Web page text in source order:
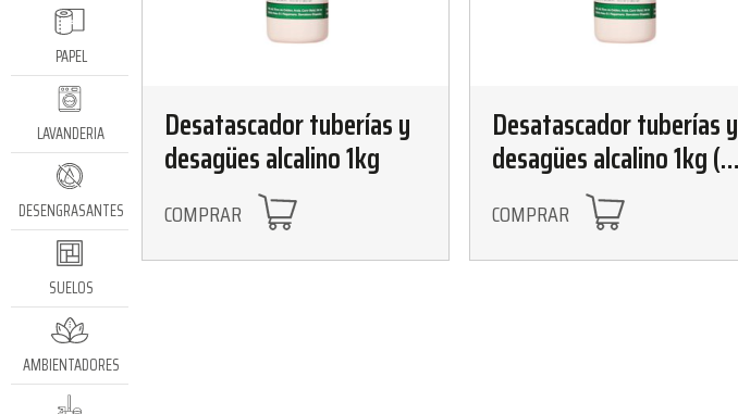
PAPEL
LAVANDERIA
DESENGRASANTES
SUELOS
AMBIENTADORES
Desatascador tuberías y
desagües alcalino 1kg
COMPRAR
Desatascador tuberías y
desagües alcalino 1kg (6
unidades)
COMPRAR